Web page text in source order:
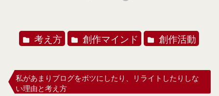
考え方 創作マインド 創作活動
私があまりブログをボツにしたり、リライトしたりしな
い理由と考え方